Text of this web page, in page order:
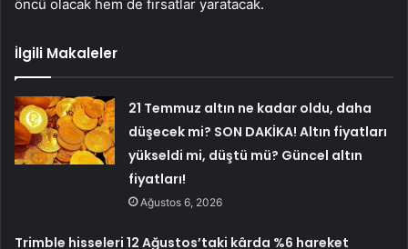
öncü olacak hem de fırsatlar yaratacak.
İlgili Makaleler
21 Temmuz altın ne kadar oldu, daha
düşecek mi? SON DAKİKA! Altın fiyatları
yükseldi mi, düştü mü? Güncel altın
fiyatları!
Ağustos 6, 2026
Trimble hisseleri 12 Ağustos’taki kârda %6 hareket